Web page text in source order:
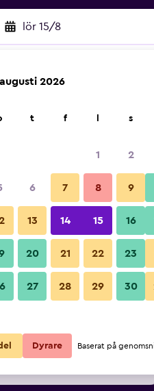
lör 15/8
Pris per natt
Per natt
838 kr Visa erbjudande
851 kr Visa erbjudande
860 kr
Inn & Apartments
augusti 2026
t f s
1 2
6 7 8 9
13 14 15 16
20 21 22 23
27 28 29 30
Dyrare Baserat på